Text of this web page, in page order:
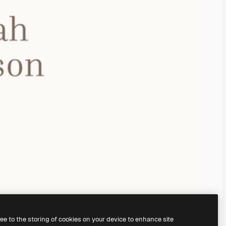
to the storing of cookies on your device to enhance site